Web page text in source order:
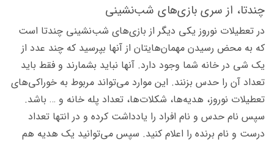
چندتا، از سری بازی‌های شب‌نشینی
در تعطیلات نوروز یکی دیگر از بازی‌های شب‌نشینی چندتا است
که به محض رسیدن مهمان‌هایتان از آنها بپرسید که چند عدد از
یک شی در خانه شما وجود دارد. آنها نباید بشمارند و فقط باید
تعداد آن را حدس بزنند. این موارد می‌تواند مربوط به خوراکی‌های
تعطیلات نوروز، هدیه‌ها، شکلات‌ها، تعداد پله خانه و … باشد.
سپس نام حدس و نام افراد را یادداشت کرده و در انتها تعداد
درست و نام برنده را اعلام کنید. سپس می‌توانید یک هدیه هم